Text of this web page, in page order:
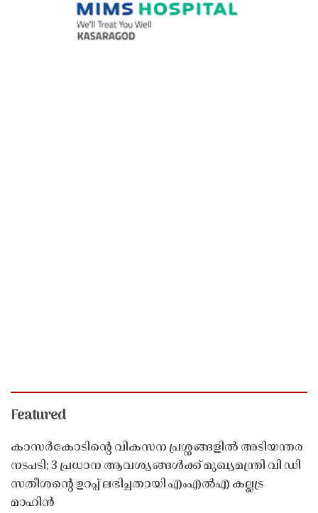
Featured
കാസർകോടിൻ്റെ വികസന പ്രശ്നങ്ങളിൽ അടിയന്തര
നടപടി; 3 പ്രധാന ആവശ്യങ്ങൾക്ക് മുഖ്യമന്ത്രി വി ഡി
സതീശൻ്റെ ഉറപ്പ് ലഭിച്ചതായി എംഎൽഎ കല്ലട്ര
മാഹിൻ